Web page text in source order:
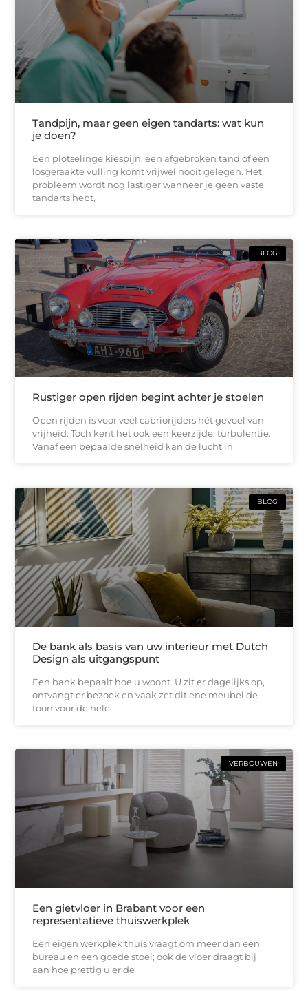
Tandpijn, maar geen eigen tandarts: wat kun
je doen?
Een plotselinge kiespijn, een afgebroken tand of een
losgeraakte vulling komt vrijwel nooit gelegen. Het
probleem wordt nog lastiger wanneer je geen vaste
tandarts hebt,
BLOG
Rustiger open rijden begint achter je stoelen
Open rijden is voor veel cabriorijders hét gevoel van
vrijheid. Toch kent het ook een keerzijde: turbulentie.
Vanaf een bepaalde snelheid kan de lucht in
BLOG
De bank als basis van uw interieur met Dutch
Design als uitgangspunt
Een bank bepaalt hoe u woont. U zit er dagelijks op,
ontvangt er bezoek en vaak zet dit ene meubel de
toon voor de hele
VERBOUWEN
Een gietvloer in Brabant voor een
representatieve thuiswerkplek
Een eigen werkplek thuis vraagt om meer dan een
bureau en een goede stoel; ook de vloer draagt bij
aan hoe prettig u er de